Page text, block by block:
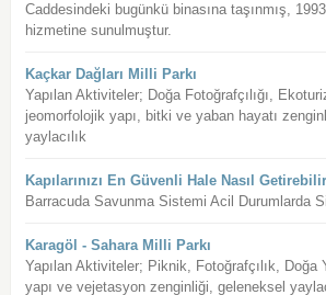
Caddesindeki bugünkü binasına taşınmış, 1993
hizmetine sunulmuştur.
Kaçkar Dağları Milli Parkı
Yapılan Aktiviteler; Doğa Fotoğrafçılığı,
jeomorfolojik yapı, bitki ve yaban hayatı
yaylacılık
Kapılarınızı En Güvenli Hale Nasıl
Barracuda Savunma Sistemi Acil Durumlarda
Karagöl - Sahara Milli Parkı
Yapılan Aktiviteler; Piknik, Fotoğrafçılık, Doğa
yapı ve vejetasyon zenginliği, geleneksel